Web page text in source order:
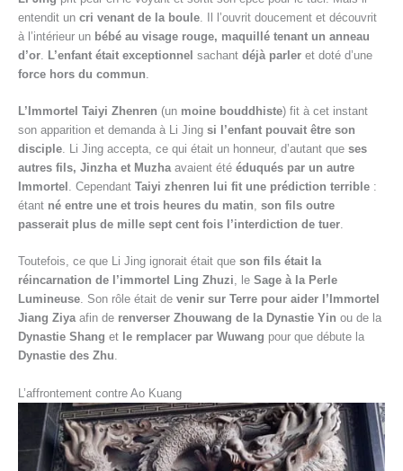
entendit un cri venant de la boule . Il l’ouvrit doucement et découvrit
à l’intérieur un bébé au visage rouge, maquillé tenant un anneau
d’or L’enfant était exceptionnel sachant déjà parler et doté d’une
force hors du commun
L’Immortel Taiyi Zhenren (un moine bouddhiste) fit à cet instant
son apparition et demanda à Li Jing si l’enfant pouvait être son
disciple. Li Jing accepta, ce qui était un honneur, d’autant que ses
autres fils, Jinzha et Muzhaavaient été éduqués par un autre
Immortel . Cependant Taiyi zhenren lui fit une prédiction terrible :
étant né entre une et trois heures du matin, son fils outre
passerait plus de mille sept cent fois l’interdiction de tuer.
Toutefois, ce que Li Jing ignorait était que son fils était la
réincarnation de l’immortel Ling Zhuzi, le Sage à la Perle
Lumineuse. Son rôle était de venir sur Terre pour aider l’Immortel
Jiang Ziyaafin de renverser Zhouwang de la Dynastie Yin ou de la
Dynastie Shang et le remplacer par Wuwang pour que débute la
Dynastie des Zhu.
L’affrontement contre Ao Kuang